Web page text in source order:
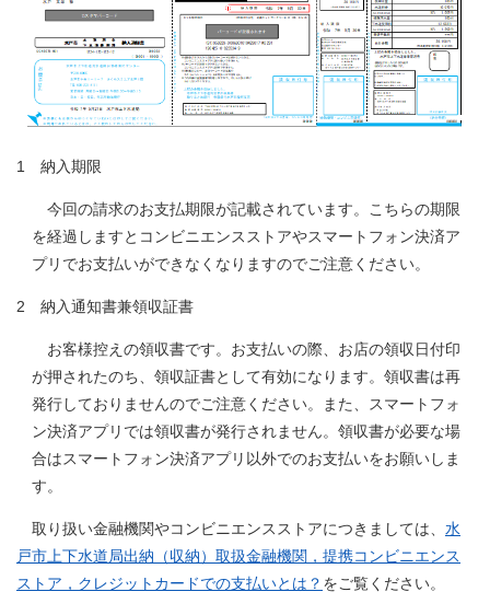
1 納入期限
今回の請求のお支払期限が記載されています。こちらの期限
を経過しますとコンビニエンスストアやスマートフォン決済ア
プリでお支払いができなくなりますのでご注意ください。
2 納入通知書兼領収証書
お客様控えの領収書です。お支払いの際、お店の領収日付印
が押されたのち、領収証書として有効になります。領収書は再
発行しておりませんのでご注意ください。また、スマートフォ
ン決済アプリでは領収書が発行されません。領収書が必要な場
合はスマートフォン決済アプリ以外でのお支払いをお願いしま
す。
取り扱い金融機関やコンビニエンスストアにつきましては、 水
戸市上下水道局出納（収納）取扱金融機関，提携コンビニエンス
ストア，クレジットカードでの支払いとは？ をご覧ください。